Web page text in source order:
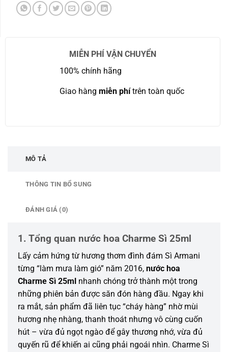
MIỄN PHÍ VẬN CHUYỂN
100% chính hãng
Giao hàng miễn phítrên toàn quốc
MÔ TẢ
THÔNG TIN BỔ SUNG
ĐÁNH GIÁ (0)
1. Tổng quan nước hoa Charme Sì 25ml
Lấy cảm hứng từ hương thơm đình đám Sì Armani
từng “làm mưa làm gió” năm 2016, nước hoa
Charme Sì 25ml nhanh chóng trở thành một trong
những phiên bản được săn đón hàng đầu. Ngay khi
ra mắt, sản phẩm đã liên tục “cháy hàng” nhờ mùi
hương nhẹ nhàng, thanh thoát nhưng vô cùng cuốn
hút – vừa đủ ngọt ngào để gây thương nhớ, vừa đủ
quyến rũ để khiến ai cũng phải ngoái nhìn. Charme Sì